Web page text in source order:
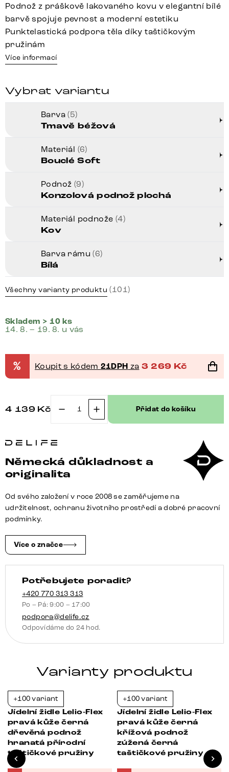
Podnož z práškově lakovaného kovu v elegantní bílé
barvě spojuje pevnost a moderní estetiku
Punktelastická podpora těla díky taštičkovým
pružinám
Více informací
Vybrat variantu
Barva(5)
Tmavě béžová
Materiál (6)
Bouclé Soft
Podnož (9)
Konzolová podnož plochá
Materiál podnože (4)
Kov
Barva rámu(6)
Bílá
Všechny varianty produktu (101)
Skladem > 10 ks
14. 8. – 19. 8. u vás
% Koupit s kódem 21DPH za 3 269 Kč
4 139 Kč
Lelio-
bouclé
Měkký
tmavě
béžová
plochý
bílá
taštičkové
pružiny
množství
Přidat do košíku
Německá důkladnost a
originalita
Od svého založení v roce 2008 se zaměřujeme na
udržitelnost, ochranu životního prostředí a dobré pracovní
podmínky.
Více o značce
Potřebujete poradit?
+420 770 313 313
Po – Pá: 9:00 – 17:00
podpora@delife.cz
Odpovídáme do 24 hod.
Varianty produktu
+100 variant
Jídelní židle Lelio-Flex
pravá kůže černá
dřevěná podnož
hranatá přírodní
taštičkové pružiny
+100 variant
Jídelní židle Lelio-Flex
pravá kůže černá
křížová podnož
zúžená černá
taštičkové pružiny